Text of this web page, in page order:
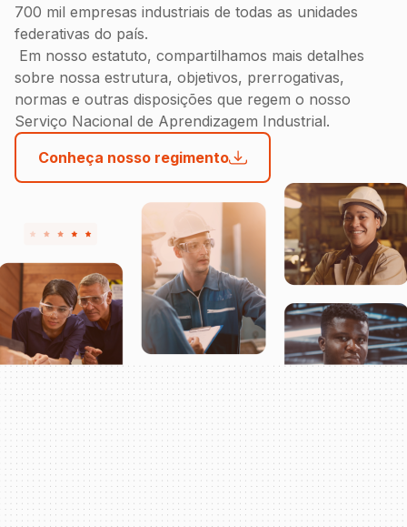
700 mil empresas industriais de todas as unidades
federativas do país.
Em nosso estatuto, compartilhamos mais detalhes
sobre nossa estrutura, objetivos, prerrogativas,
normas e outras disposições que regem o nosso
Serviço Nacional de Aprendizagem Industrial.
Conheça nosso regimento